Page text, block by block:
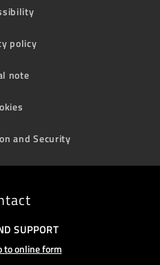
policy
note
and Security
SUPPORT
to online form